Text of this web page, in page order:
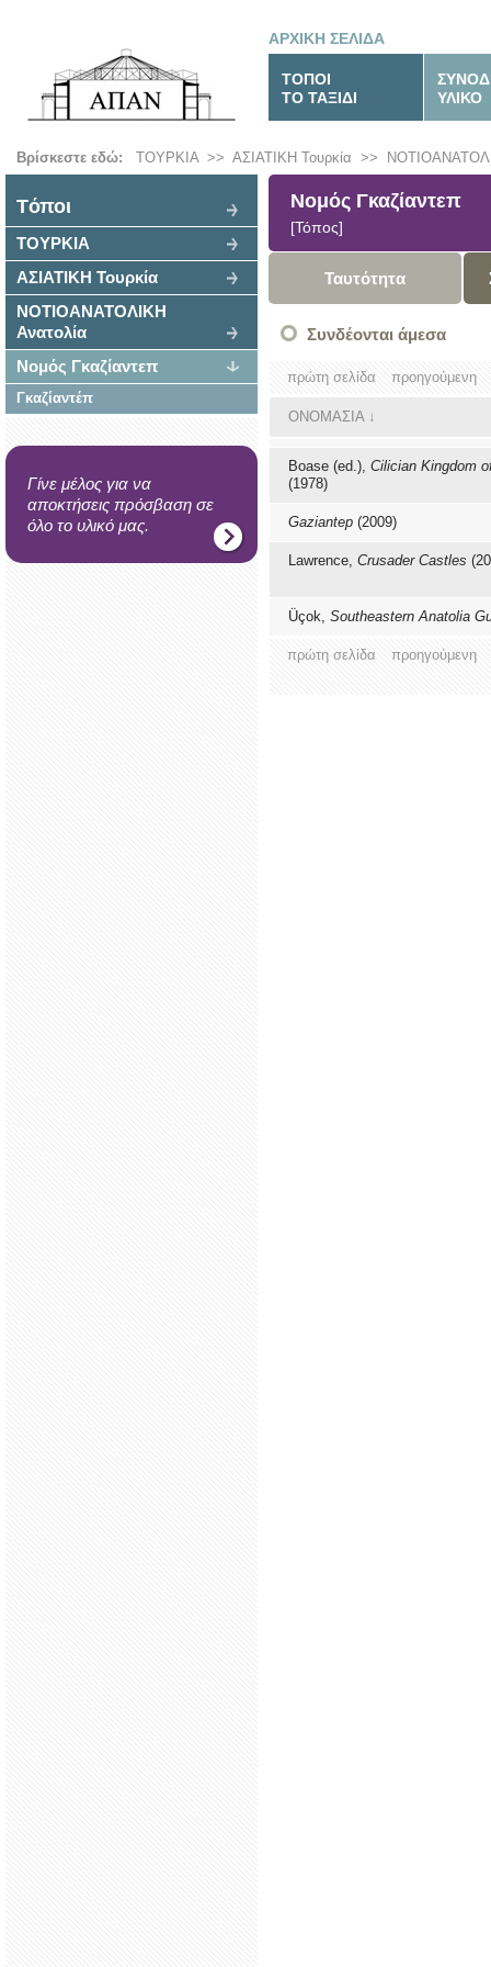
ΑΡΧΙΚΗ ΣΕΛΙΔΑ
ΤΟΠΟΙ
ΤΟ ΤΑΞΙΔΙ
ΥΛΙΚΟ
Βρίσκεστε εδώ: ΤΟΥΡΚΙΑ>> ΑΣΙΑΤΙΚΗ Τουρκία >>
Tόποι
ΤΟΥΡΚΙΑ
ΑΣΙΑΤΙΚΗ Τουρκία
ΝΟΤΙΟΑΝΑΤΟΛΙΚΗ
Ανατολία
Νομός Γκαζίαντεπ
Γκαζίαντέπ
Γίνε μέλος για να
αποκτήσεις πρόσβαση σε
όλο το υλικό μας.
Νομός Γκαζίαντεπ
[Τόπος]
Ταυτότητα
Συνδέονται άμεσα
πρώτη σελίδα προηγούμενη
ΟΝΟΜΑΣΙΑ↓
Boase (ed.), Cilician Kingdom
(1978)
Gaziantep (2009)
Lawrence, Crusader Castles
Üçok, Southeastern Anatolia
πρώτη σελίδα προηγούμενη